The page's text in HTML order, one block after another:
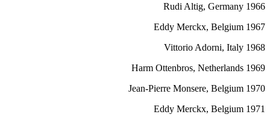
1966 Rudi Altig, Germany
1967 Eddy Merckx, Belgium
1968 Vittorio Adorni, Italy
1969 Harm Ottenbros, Netherlands
1970 Jean-Pierre Monsere, Belgium
1971 Eddy Merckx, Belgium